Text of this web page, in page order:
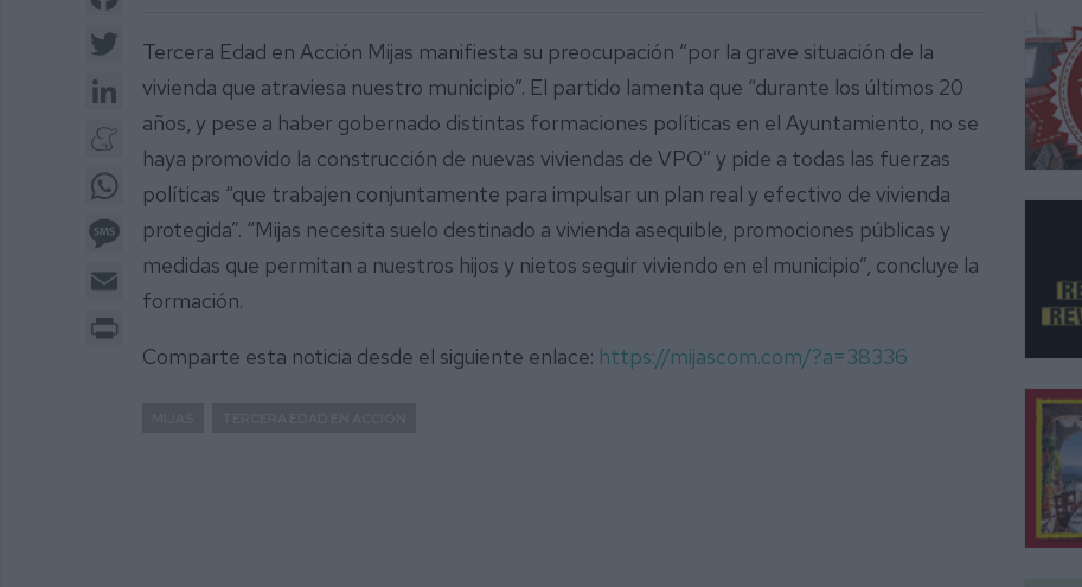
LinkedIn
Meneame
WhatsApp
Message
Email
Tercera Edad en Acción Mijas manifiesta su preocupación “por la grave situación de la
vivienda que atraviesa nuestro municipio”. El partido lamenta que “durante los últimos 20
años, y pese a haber gobernado distintas formaciones políticas en el Ayuntamiento, no se
haya promovido la construcción de nuevas viviendas de VPO” y pide a todas las fuerzas
políticas “que trabajen conjuntamente para impulsar un plan real y efectivo de vivienda
protegida”. “Mijas necesita suelo destinado a vivienda asequible, promociones públicas y
medidas que permitan a nuestros hijos y nietos seguir viviendo en el municipio”, concluye la
formación.
Comparte esta noticia desde el siguiente enlace: https://mijascom.com/?a=38336